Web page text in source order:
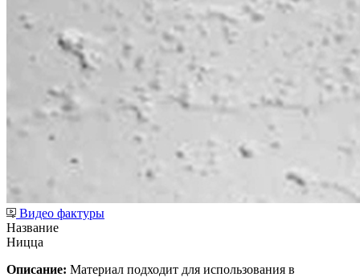
Видео фактуры
Название
Ницца
Описание: Материал подходит для использования в